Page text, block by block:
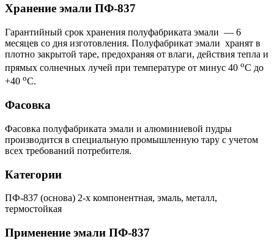
Хранение эмали ПФ-837
Гарантийный срок хранения полуфабриката эмали — 6
месяцев со дня изготовления. Полуфабрикат эмали хранят в
плотно закрытой таре, предохраняя от влаги, действия тепла и
прямых солнечных лучей при температуре от минус 40 оС до
+40 оС.
Фасовка
Фасовка полуфабриката эмали и алюминиевой пудры
производится в специальную промышленную тару с учетом
всех требований потребителя.
Категории
ПФ-837 (основа) 2-х компонентная, эмаль, металл,
термостойкая
Применение эмали ПФ-837